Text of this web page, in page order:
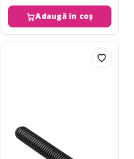
Adaugă în coș
Omnitronic